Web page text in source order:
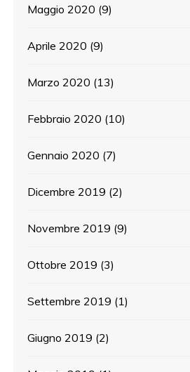
Maggio 2020 (9)
Aprile 2020 (9)
Marzo 2020 (13)
Febbraio 2020 (10)
Gennaio 2020 (7)
Dicembre 2019 (2)
Novembre 2019 (9)
Ottobre 2019 (3)
Settembre 2019 (1)
Giugno 2019 (2)